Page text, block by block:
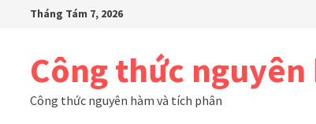
Tháng Tám 7, 2026
Công thức nguyên
Công thức nguyên hàm và tích phân